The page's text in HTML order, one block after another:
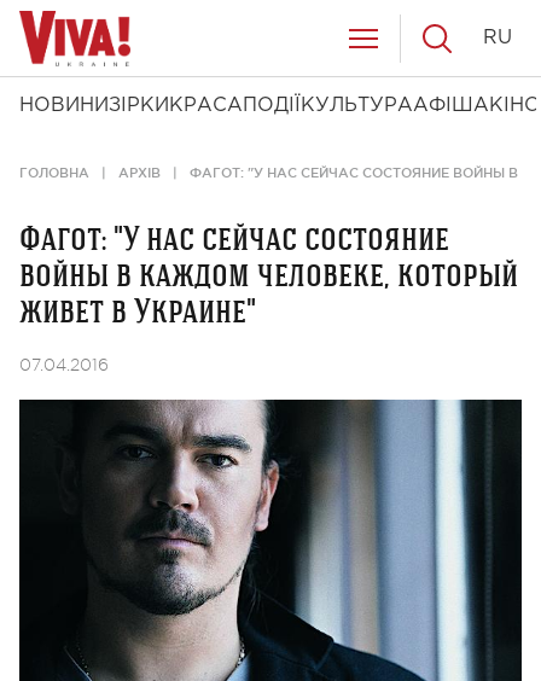
НОВИНИ ЗІРКИ КРАСА ПОДІЇ КУЛЬТУРААФІША КІНО
RU
ГОЛОВНА АРХІВ ФАГОТ: "У НАС СЕЙЧАС СОСТОЯНИЕ ВОЙНЫ В
Фагот: "У нас сейчас состояние
войны в каждом человеке, который
живет в Украине"
07.04.2016